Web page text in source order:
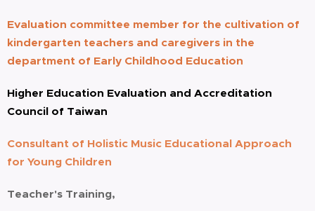
Evaluation committee member for the cultivation of
kindergarten teachers and caregivers in the
department of Early Childhood Education
Higher Education Evaluation and Accreditation
Council of Taiwan
Consultant of Holistic Music Educational Approach
for Young Children
Teacher's Training,